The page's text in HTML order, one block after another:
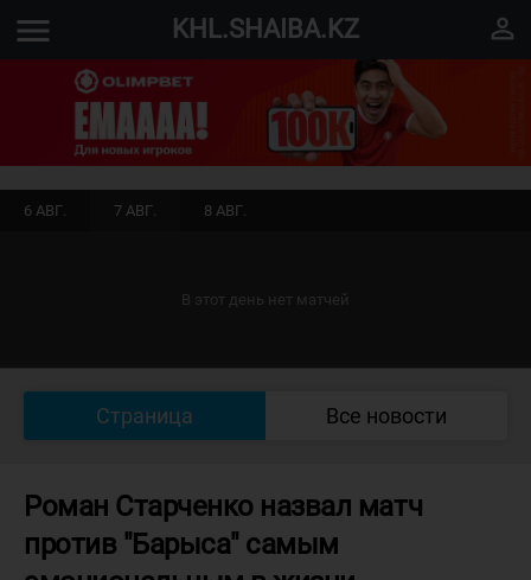
menu KHL.SHAIBA.KZ perm_identity
6 АВГ. 7 АВГ. 8 АВГ.
В этот день нет матчей
Страница Все новости
Роман Старченко назвал матч
против "Барыса" самым